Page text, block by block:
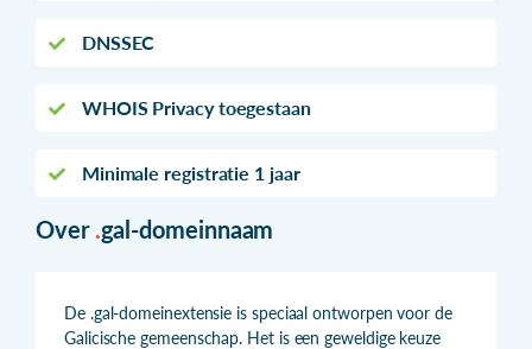
DNSSEC
WHOIS Privacy toegestaan
Minimale registratie 1 jaar
Over .gal-domeinnaam
De .gal-domeinextensie is speciaal ontworpen voor de
Galicische gemeenschap. Het is een geweldige keuze